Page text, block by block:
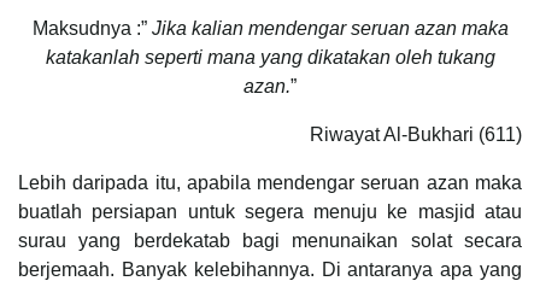
Maksudnya :” Jika kalian mendengar seruan azan maka
katakanlah seperti mana yang dikatakan oleh tukang
azan.”
Riwayat Al-Bukhari (611)
Lebih daripada itu, apabila mendengar seruan azan maka
buatlah persiapan untuk segera menuju ke masjid atau
surau yang berdekatab bagi menunaikan solat secara
berjemaah. Banyak kelebihannya. Di antaranya apa yang